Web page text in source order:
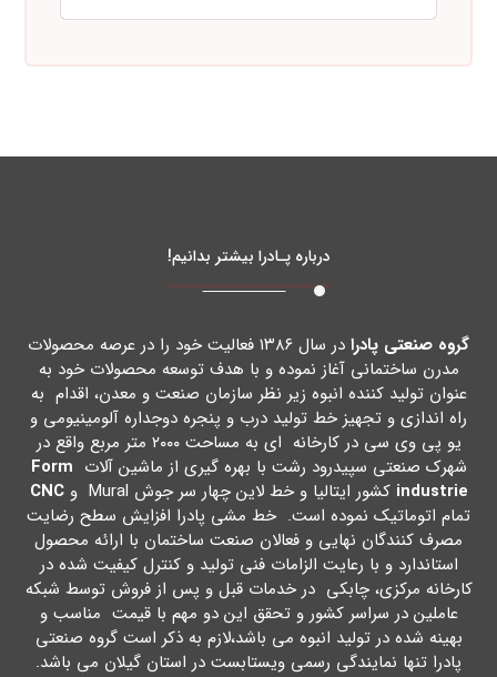
درباره پـادرا بیشتر بدانیم!
گروه صنعتی پادرا
در سال ۱۳۸۶ فعالیت خود را در عرصه محصولات
مدرن ساختمانی آغاز نموده و با هدف توسعه محصولات خود به
عنوان تولید کننده انبوه زیر نظر سازمان صنعت و معدن، اقدام به
راه اندازي و تجهیز خط تولید درب و پنجره دوجداره آلومینیومی و
یو پی وي سی در کارخانه اي به مساحت ۲۰۰۰ متر مربع واقع در
شهرك صنعتی سپیدرود رشت با بهره گیري از ماشین آلات Form
industrie کشور ایتالیا و خط لاین چهار سر جوش Mural و
CNC
تمام اتوماتیک نموده است. خط مشی پادرا افزایش سطح رضایت
مصرف کنندگان نهایی و فعالان صنعت ساختمان با ارائه محصول
استاندارد و با رعایت الزامات فنی تولید و کنترل کیفیت شده در
کارخانه مرکزي، چابکی در خدمات قبل و پس از فروش توسط شبکه
عاملین در سراسر کشور و تحقق این دو مهم با قیمت مناسب و
بهینه شده در تولید انبوه می باشد،لازم به ذکر است گروه صنعتی
پادرا تنها نمایندگی رسمی ویستابست در استان گیلان می باشد.